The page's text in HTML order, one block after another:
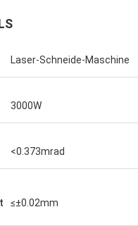
Laser-Schneide-Maschine
3000W
<0.373mrad
≤±0.02mm